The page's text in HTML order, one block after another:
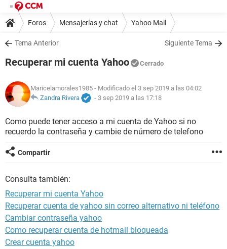
Foros Mensajerías y chat Yahoo Mail
Tema Anterior Siguiente Tema
Recuperar mi cuenta Yahoo Cerrado
Maricelamorales1985 - Modificado el 3 sep 2019 a las 04:02
Zandra Rivera
- 3 sep 2019 a las 17:18
Como puede tener acceso a mi cuenta de Yahoo si no
recuerdo la contraseña y cambie de número de telefono
Compartir
Consulta también:
Recuperar mi cuenta Yahoo
Recuperar cuenta de yahoo sin correo alternativo ni teléfono
Cambiar contraseña yahoo
Como recuperar cuenta de hotmail bloqueada
Crear cuenta yahoo